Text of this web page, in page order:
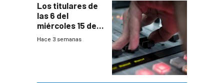
Los titulares de
las 6 del
miércoles 15 de
julio de 2026
Hace 3 semanas